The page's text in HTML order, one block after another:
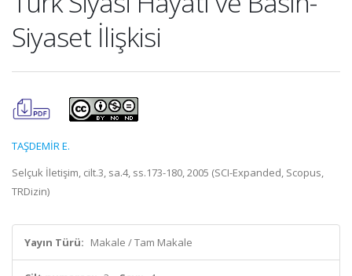
Siyaset İlişkisi
TAŞDEMİR E.
Selçuk İletişim, cilt.3, sa.4, ss.173-180, 2005 (SCI-Expanded, Scopus,
TRDizin)
Yayın Türü: Makale / Tam Makale